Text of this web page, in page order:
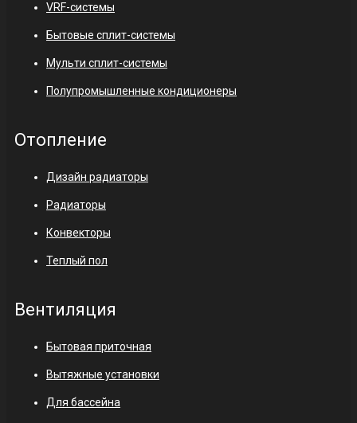
VRF-системы
Бытовые сплит-системы
Мульти сплит-системы
Полупромышленные кондиционеры
Отопление
Дизайн радиаторы
Радиаторы
Конвекторы
Теплый пол
Вентиляция
Бытовая приточная
Вытяжные установки
Для бассейна